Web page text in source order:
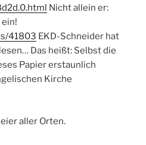
Nicht allein er:
41803 EKD-Schneider hat
Das heißt: Selbst die
Papier erstaunlich
Kirche
aller Orten.